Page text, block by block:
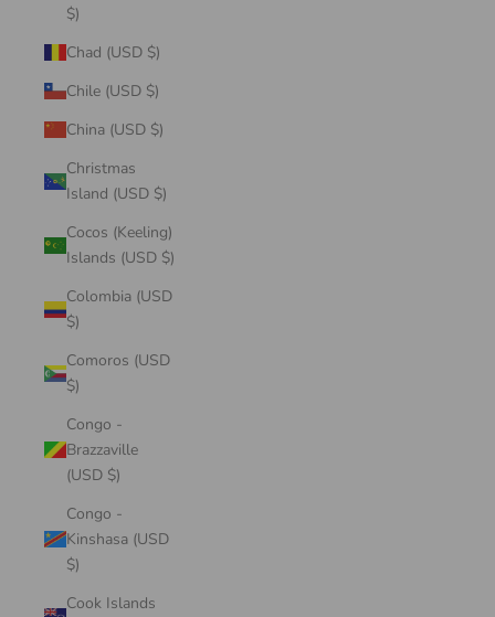
$)
Chad (USD $)
Chile (USD $)
China (USD $)
Christmas
Island (USD $)
Cocos (Keeling)
Islands (USD $)
Colombia (USD
$)
Comoros (USD
$)
Congo -
Brazzaville
(USD $)
Congo -
Kinshasa (USD
$)
Cook Islands